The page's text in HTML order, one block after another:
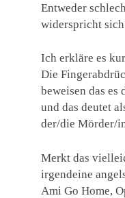
Entweder
widerspricht
Ich erkläre es
Die
beweisen das es
und das deutet
der/die Mörder/
Merkt das
irgendeine
Ami Go Home,